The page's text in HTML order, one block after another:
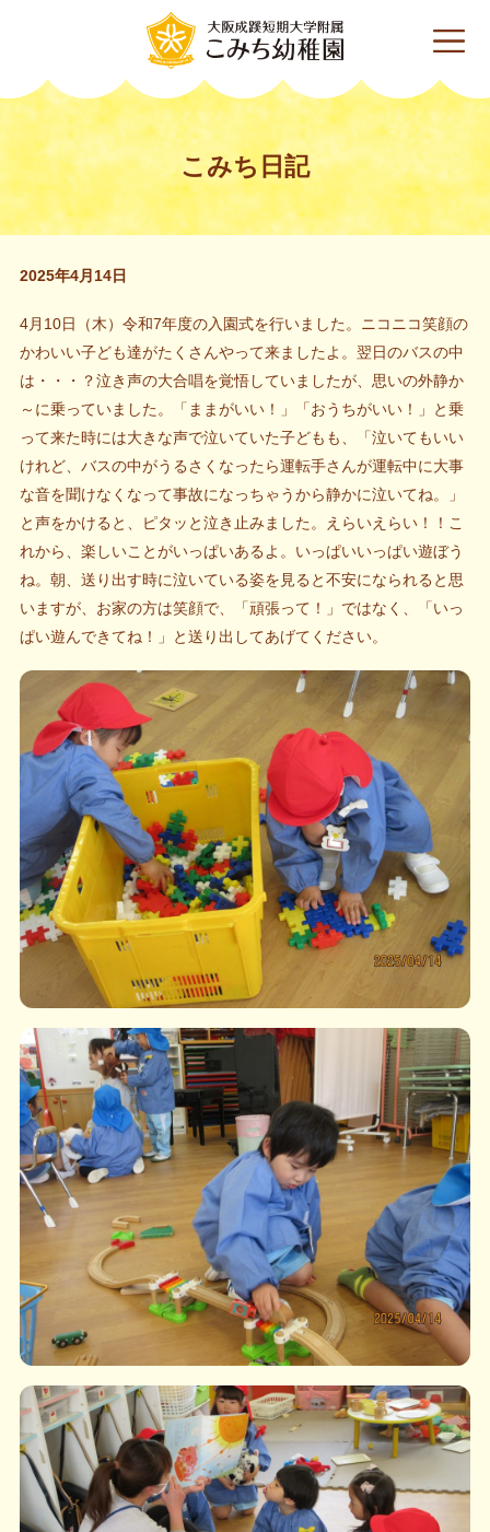
こみち日記
2025年4月14日
4月10日（木）令和7年度の入園式を行いました。ニコニコ笑顔の
かわいい子ども達がたくさんやって来ましたよ。翌日のバスの中
は・・・？泣き声の大合唱を覚悟していましたが、思いの外静か
～に乗っていました。「ままがいい！」「おうちがいい！」と乗
って来た時には大きな声で泣いていた子どもも、「泣いてもいい
けれど、バスの中がうるさくなったら運転手さんが運転中に大事
な音を聞けなくなって事故になっちゃうから静かに泣いてね。」
と声をかけると、ピタッと泣き止みました。えらいえらい！！こ
れから、楽しいことがいっぱいあるよ。いっぱいいっぱい遊ぼう
ね。朝、送り出す時に泣いている姿を見ると不安になられると思
いますが、お家の方は笑顔で、「頑張って！」ではなく、「いっ
ぱい遊んできてね！」と送り出してあげてください。